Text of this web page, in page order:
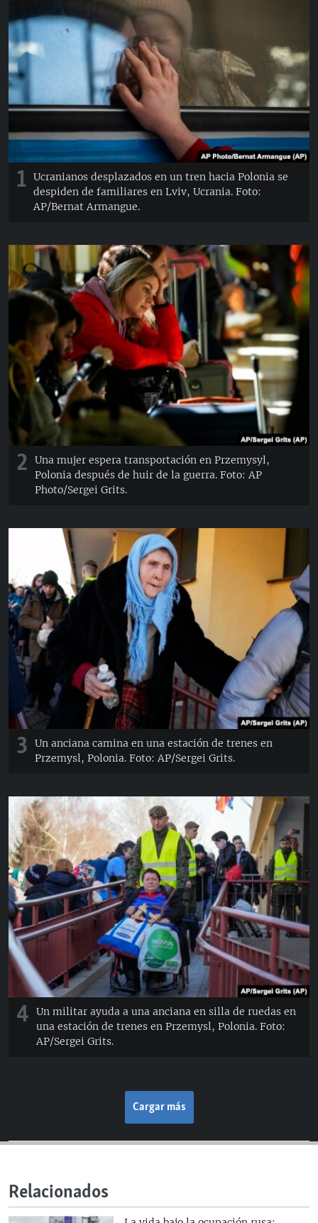
RADIO MARTÍ
ESPECIALES
LA REALIDAD DE LA VIVIENDA EN CUBA
SER VIEJO EN CUBA
KENTU-CUBANO
LOS SANTOS DE HIALEAH
DESINFORMACIÓN RUSA EN AMÉRICA LATINA
MULTIMEDIA
EDITORIALES
1
Ucranianos desplazados en un tren hacia Polonia se
despiden de familiares en Lviv, Ucrania. Foto:
AP/Bernat Armangue.
2
Una mujer espera transportación en Przemysyl,
Polonia después de huir de la guerra. Foto: AP
Photo/Sergei Grits.
3
Un anciana camina en una estación de trenes en
Przemysl, Polonia. Foto: AP/Sergei Grits.
4
Un militar ayuda a una anciana en silla de ruedas en
una estación de trenes en Przemysl, Polonia. Foto:
AP/Sergei Grits.
Cargar más
Relacionados